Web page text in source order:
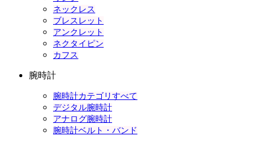
ネックレス
ブレスレット
アンクレット
ネクタイピン
カフス
腕時計
腕時計カテゴリすべて
デジタル腕時計
アナログ腕時計
腕時計ベルト・バンド